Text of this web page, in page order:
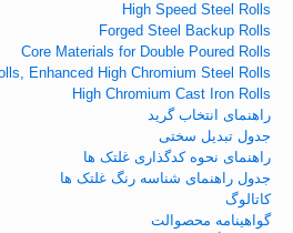
High Speed Steel Rolls
Forged Steel Backup Rolls
Core Materials for Double Poured Rolls
Enhanced High Chromium Steel Rolls
High Chromium Cast Iron Rolls
راهنمای انتخاب گرید
جدول تبدیل سختی
راهنمای نحوه کدگذاری غلتک ها
جدول راهنمای شناسه رنگ غلتک ها
کاتالوگ
گواهینامه محصوالت